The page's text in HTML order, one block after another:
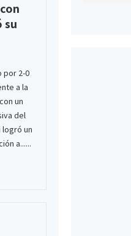
su
por 2-0
a la
un
del
un
a......